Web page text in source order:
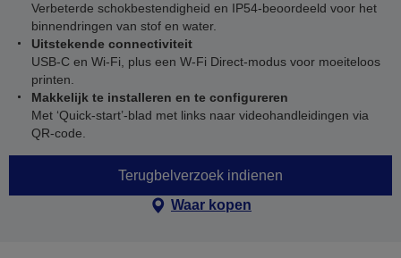
Verbeterde schokbestendigheid en IP54-beoordeeld voor het
binnendringen van stof en water.
Uitstekende connectiviteit
USB-C en Wi-Fi, plus een W-Fi Direct-modus voor moeiteloos
printen.
Makkelijk te installeren en te configureren
Met ‘Quick-start’-blad met links naar videohandleidingen via
QR-code.
Terugbelverzoek indienen
Waar kopen